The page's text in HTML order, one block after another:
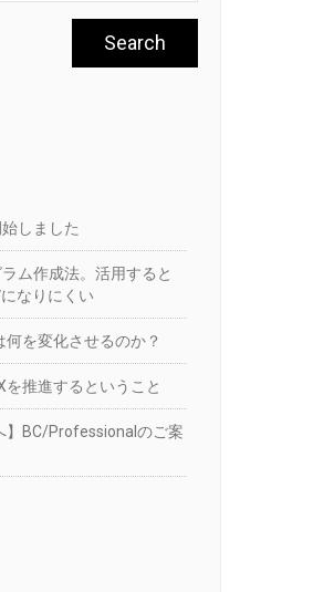
しました
ム作成法。活用すると
なりにくい
何を変化させるのか？
を推進するということ
】BC/Professionalのご案